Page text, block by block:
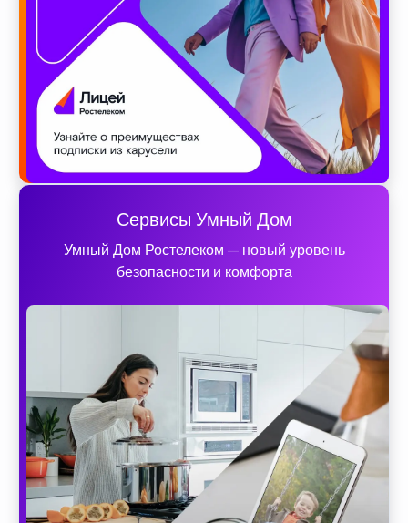
Сервисы Умный Дом
Умный Дом Ростелеком — новый уровень
безопасности и комфорта